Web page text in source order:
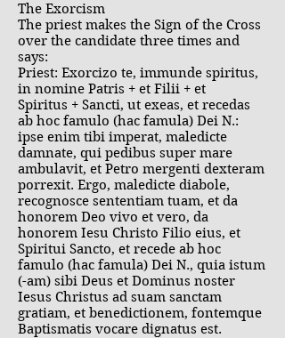
The Exorcism
The priest makes the Sign of the Cross
over the candidate three times and
says:
Priest: Exorcizo te, immunde spiritus,
in nomine Patris + et Filii + et
Spiritus + Sancti, ut exeas, et recedas
ab hoc famulo (hac famula) Dei N.:
ipse enim tibi imperat, maledicte
damnate, qui pedibus super mare
ambulavit, et Petro mergenti dexteram
porrexit. Ergo, maledicte diabole,
recognosce sententiam tuam, et da
honorem Deo vivo et vero, da
honorem Iesu Christo Filio eius, et
Spiritui Sancto, et recede ab hoc
famulo (hac famula) Dei N., quia istum
(-am) sibi Deus et Dominus noster
Iesus Christus ad suam sanctam
gratiam, et benedictionem, fontemque
Baptismatis vocare dignatus est.